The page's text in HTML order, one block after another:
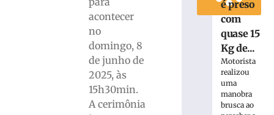
acontecer
no
domingo, 8
de junho de
2025, às
15h30min.
A cerimônia
é preso
com
quase 15
Kg de...
Motorista
realizou
uma
manobra
brusca ao